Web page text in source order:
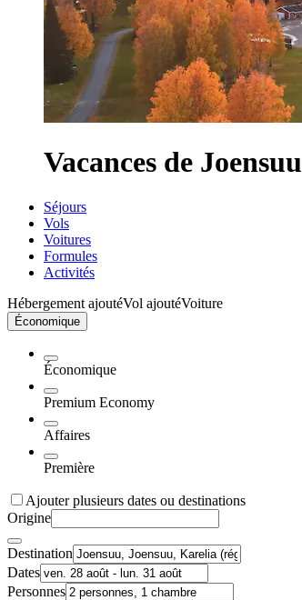
Vacances de Joensuu
Séjours
Vols
Voitures
Formules
Activités
Hébergement ajoutéVol ajoutéVoiture
Économique
Économique
Premium Economy
Affaires
Première
Ajouter plusieurs dates ou destinations
Origine
Destination
Dates
Personnes